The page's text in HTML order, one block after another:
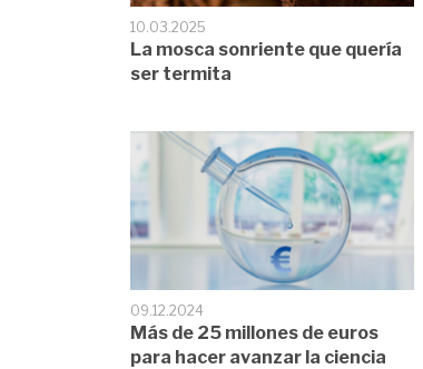
10.03.2025
La mosca sonriente que quería
ser termita
09.12.2024
Más de 25 millones de euros
para hacer avanzar la ciencia